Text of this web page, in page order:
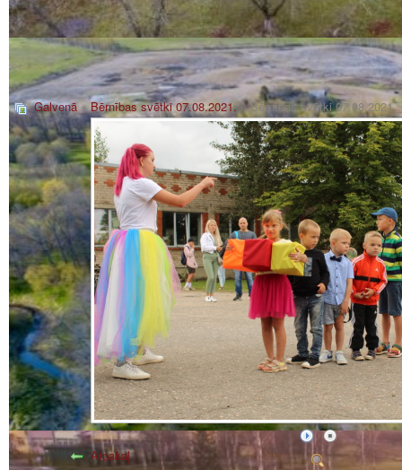
Galvenā»Bērnības svētki 07.08.2021.» Bērnības svētki
Atpakaļ